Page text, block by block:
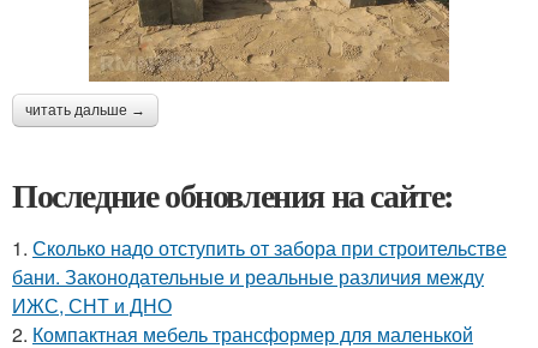
читать дальше →
Последние обновления на сайте:
1. Сколько надо отступить от забора при строительстве
бани. Законодательные и реальные различия между
ИЖС, СНТ и ДНО
2. Компактная мебель трансформер для маленькой